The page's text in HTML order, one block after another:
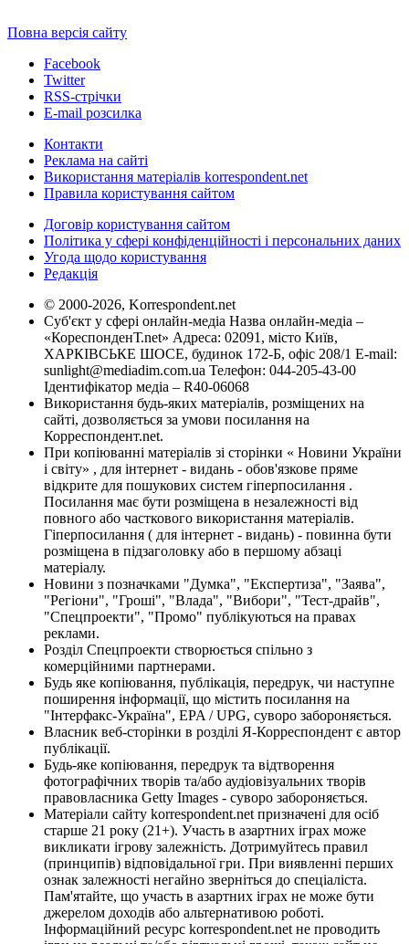
Повна версія сайту
Facebook
Twitter
RSS-стрічки
E-mail розсилка
Контакти
Реклама на сайті
Використання матеріалів korrespondent.net
Правила користування сайтом
Договір користування сайтом
Політика у сфері конфіденційності і персональних даних
Угода щодо користування
Редакція
© 2000-2026, Korrespondent.net
Суб'єкт у сфері онлайн-медіа Назва онлайн-медіа –
«КореспонденТ.net» Адреса: 02091, місто Київ,
ХАРКІВСЬКЕ ШОСЕ, будинок 172-Б, офіс 208/1 E-mail:
sunlight@mediadim.com.ua Телефон: 044-205-43-00
Ідентифікатор медіа – R40-06068
Використання будь-яких матеріалів, розміщених на
сайті, дозволяється за умови посилання на
Корреспондент.net.
При копіюванні матеріалів зі сторінки « Новини України
і світу» , для інтернет - видань - обов'язкове пряме
відкрите для пошукових систем гіперпосилання .
Посилання має бути розміщена в незалежності від
повного або часткового використання матеріалів.
Гіперпосилання ( для інтернет - видань) - повинна бути
розміщена в підзаголовку або в першому абзаці
матеріалу.
Новини з позначками "Думка", "Експертиза", "Заява",
"Регіони", "Гроші", "Влада", "Вибори", "Тест-драйв",
"Спецпроекти", "Промо" публікуються на правах
реклами.
Розділ Спецпроекти створюється спільно з
комерційними партнерами.
Будь яке копіювання, публікація, передрук, чи наступне
поширення інформації, що містить посилання на
"Інтерфакс-Україна", EPA / UPG, суворо забороняється.
Власник веб-сторінки в розділі Я-Корреспондент є автор
публікації.
Будь-яке копіювання, передрук та відтворення
фотографічних творів та/або аудіовізуальних творів
правовласника Getty Images - суворо забороняється.
Матеріали сайту korrespondent.net призначені для осіб
старше 21 року (21+). Участь в азартних іграх може
викликати ігрову залежність. Дотримуйтесь правил
(принципів) відповідальної гри. При виявленні перших
ознак залежності негайно зверніться до спеціаліста.
Пам'ятайте, що участь в азартних іграх не може бути
джерелом доходів або альтернативою роботі.
Інформаційний ресурс korrespondent.net не проводить